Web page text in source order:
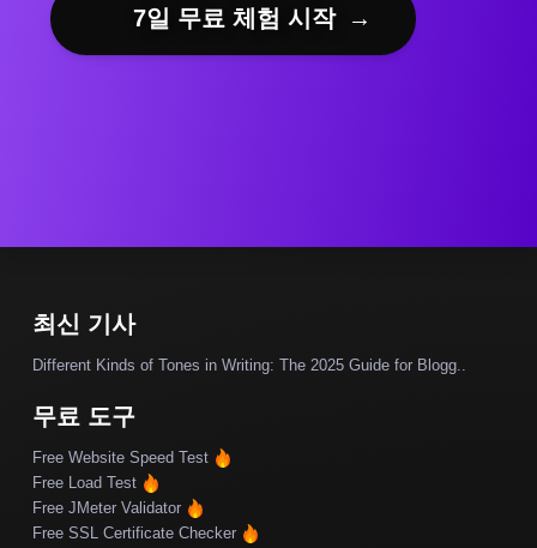
7일 무료 체험 시작 →
최신 기사
Different Kinds of Tones in Writing: The 2025 Guide for Blogg..
무료 도구
Free Website Speed Test
Free Load Test
Free JMeter Validator
Free SSL Certificate Checker